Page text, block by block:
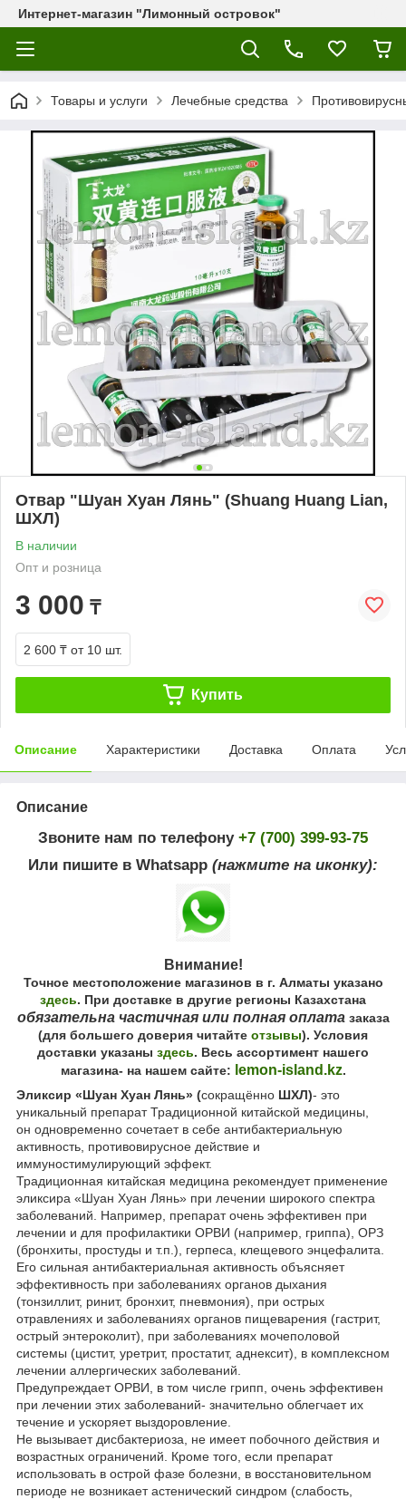
Интернет-магазин "Лимонный островок"
Товары и услуги Лечебные средства
Отвар "Шуан Хуан Лянь" (Shuang Huang Lian,
ШХЛ)
В наличии
Опт и розница
3 000 ₸
2 600 ₸ от 10 шт.
Купить
Описание Характеристики Доставка Оплата
Описание
Звоните нам по телефону +7 (700) 399-93-75
Или пишите в Whatsapp (нажмите на иконку):
Внимание!
Точное местоположение магазинов в г. Алматы указано
здесь. При доставке в другие регионы Казахстана
обязательна частичная или полная оплатазаказа
(для большего доверия читайте отзывы). Условия
доставки указаны здесь. Весь ассортимент нашего
магазина- на нашем сайте: lemon-island.kz.
Эликсир «Шуан Хуан Лянь» (сокращённо ШХЛ)- это
уникальный препарат Традиционной китайской медицины,
он одновременно сочетает в себе антибактериальную
активность, противовирусное действие и
иммуностимулирующий эффект.
Традиционная китайская медицина рекомендует применение
эликсира «Шуан Хуан Лянь» при лечении широкого спектра
заболеваний. Например, препарат очень эффективен при
лечении и для профилактики ОРВИ (например, гриппа), ОРЗ
(бронхиты, простуды и т.п.), герпеса, клещевого энцефалита.
Его сильная антибактериальная активность объясняет
эффективность при заболеваниях органов дыхания
(тонзиллит, ринит, бронхит, пневмония), при острых
отравлениях и заболеваниях органов пищеварения (гастрит,
острый энтероколит), при заболеваниях мочеполовой
системы (цистит, уретрит, простатит, аднексит), в комплексном
лечении аллергических заболеваний.
Предупреждает ОРВИ, в том числе грипп, очень эффективен
при лечении этих заболеваний- значительно облегчает их
течение и ускоряет выздоровление.
Не вызывает дисбактериоза, не имеет побочного действия и
возрастных ограничений. Кроме того, если препарат
использовать в острой фазе болезни, в восстановительном
периоде не возникает астенический синдром (слабость,